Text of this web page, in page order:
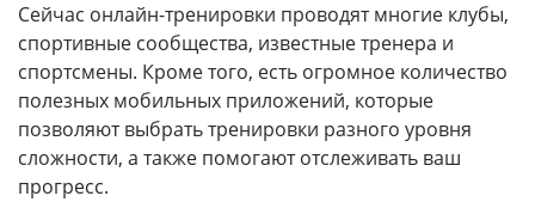
Сейчас онлайн-тренировки проводят многие клубы,
спортивные сообщества, известные тренера и
спортсмены. Кроме того, есть огромное количество
полезных мобильных приложений, которые
позволяют выбрать тренировки разного уровня
сложности, а также помогают отслеживать ваш
прогресс.